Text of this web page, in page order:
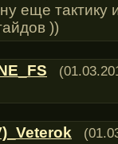
ну еще тактику
))